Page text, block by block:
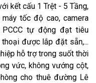
kết cấu 1 Trệt - 5 Tầng,
tốc độ cao, camera
PCCC tự động đạt tiêu
được lắp đặt sẵn,...
hỗ trợ trong suốt thời
vức, không vướng cột,
cho thuê đường Lê